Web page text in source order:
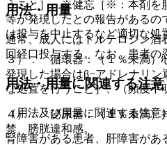
うこと］、※健忘［※：本剤を
等が発現したとの報告があるの
は投与を中止するなど適切な処
３）． 循環器：（１％未満
発現した場合はβ−アドレナリ
な処置を行うこと］、（頻度不
４）． 泌尿器：（１％未満）
禁、膀胱違和感。
用法・用量
通常、成人にはトルテロジン酒
回経口投与する。なお、患者の
用法・用量に関連する注意
（用法及び用量に関連する注意
腎障害がある患者、肝障害があ